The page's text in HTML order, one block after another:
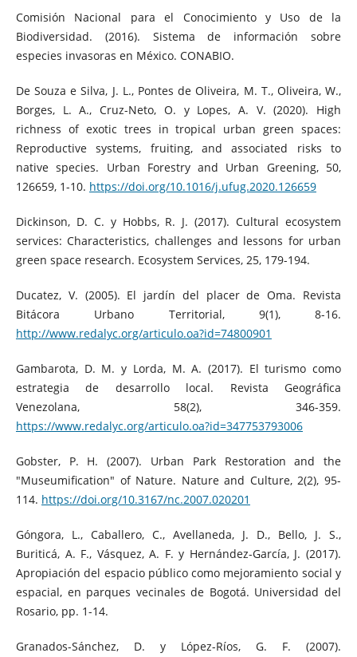
Comisión Nacional para el Conocimiento y Uso de la
Biodiversidad. (2016). Sistema de información sobre
especies invasoras en México. CONABIO.
De Souza e Silva, J. L., Pontes de Oliveira, M. T., Oliveira, W.,
Borges, L. A., Cruz-Neto, O. y Lopes, A. V. (2020). High
richness of exotic trees in tropical urban green spaces:
Reproductive systems, fruiting, and associated risks to
native species. Urban Forestry and Urban Greening, 50,
126659, 1-10. https://doi.org/10.1016/j.ufug.2020.126659
Dickinson, D. C. y Hobbs, R. J. (2017). Cultural ecosystem
services: Characteristics, challenges and lessons for urban
green space research. Ecosystem Services, 25, 179-194.
Ducatez, V. (2005). El jardín del placer de Oma. Revista
Bitácora Urbano Territorial, 9(1), 8-16.
http://www.redalyc.org/articulo.oa?id=74800901
Gambarota, D. M. y Lorda, M. A. (2017). El turismo como
estrategia de desarrollo local. Revista Geográfica
Venezolana, 58(2), 346-359.
https://www.redalyc.org/articulo.oa?id=347753793006
Gobster, P. H. (2007). Urban Park Restoration and the
"Museumification" of Nature. Nature and Culture, 2(2), 95-
114. https://doi.org/10.3167/nc.2007.020201
Góngora, L., Caballero, C., Avellaneda, J. D., Bello, J. S.,
Buriticá, A. F., Vásquez, A. F. y Hernández-García, J. (2017).
Apropiación del espacio público como mejoramiento social y
espacial, en parques vecinales de Bogotá. Universidad del
Rosario, pp. 1-14.
Granados-Sánchez, D. y López-Ríos, G. F. (2007).